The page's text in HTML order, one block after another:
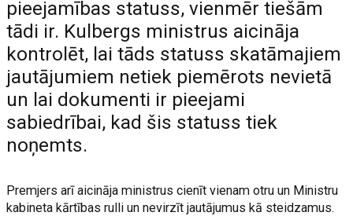
pieejamības statuss, vienmēr tiešām
tādi ir. Kulbergs ministrus aicināja
kontrolēt, lai tāds statuss skatāmajiem
jautājumiem netiek piemērots nevietā
un lai dokumenti ir pieejami
sabiedrībai, kad šis statuss tiek
noņemts.
Premjers arī aicināja ministrus cienīt vienam otru un Ministru
kabineta kārtības rulli un nevirzīt jautājumus kā steidzamus.